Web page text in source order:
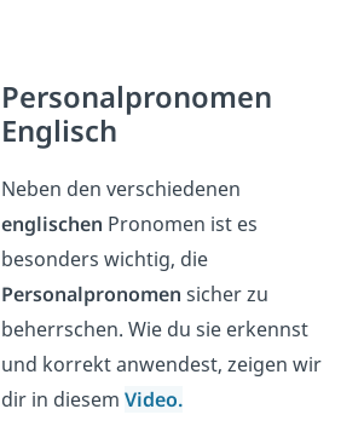
Personalpronomen
Englisch
Neben den verschiedenen
englischen Pronomen ist es
besonders wichtig, die
Personalpronomen sicher zu
beherrschen. Wie du sie erkennst
und korrekt anwendest, zeigen wir
dir in diesem Video.